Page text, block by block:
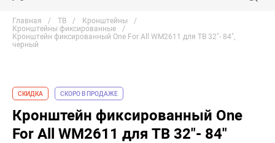
Главная ТВ
Кронштейны
Кронштейны фиксированные
Кронштейн фиксированный One For All WM2611 для ТВ 32"- 84",
черный
СКИДКА СКОРО В ПРОДАЖЕ
Кронштейн фиксированный One
For All WM2611 для ТВ 32"- 84"